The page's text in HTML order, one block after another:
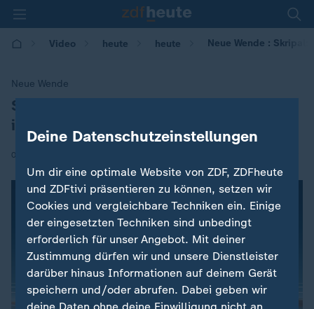
Video heute heute Neue Wende :
Neue Wende
:
Skripal: Zweiter Verdächtiger
identifiziert
09.10.2018 | 15:23
Deine Datenschutzeinstellungen
Um dir eine optimale Website von ZDF, ZDFheute
und ZDFtivi präsentieren zu können, setzen wir
Cookies und vergleichbare Techniken ein. Einige
der eingesetzten Techniken sind unbedingt
erforderlich für unser Angebot. Mit deiner
Zustimmung dürfen wir und unsere Dienstleister
darüber hinaus Informationen auf deinem Gerät
speichern und/oder abrufen. Dabei geben wir